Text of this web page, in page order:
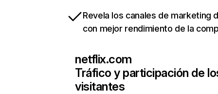
Revela los canales de marketing
con mejor rendimiento de la
netflix.com
Tráfico y participación de
visitantes